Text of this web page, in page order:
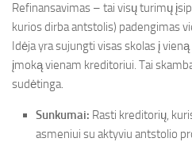
Refinansavimas – tai visų turimų
kurios dirba antstolis) padengimas
Idėja yra sujungti visas skolas į
įmoką vienam kreditoriui. Tai
sudėtinga.
Sunkumai: Rasti kreditorių,
asmeniui su aktyviu antstolio